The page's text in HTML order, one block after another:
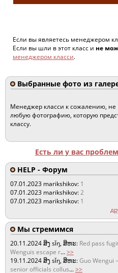
Если вы являетесь менеджером
Если вы шли в этот класс и не
менеджером класси.
Выбранные фото из
Менеджер класси к сожалению, не
любую фотографию, которую
классу.
Есть ли у вас
HELP - Форум
07.01.2023 marikshikov: 1
07.01.2023 marikshikov:2
07.01.2023 marikshikov: 1
Мы стремимся
20.11.2024ສິງ sǐŋ, ສິຫະ: Red pass
Wenguis escape r...>>
19.11.2024ສິງ sǐŋ, ສິຫະ:Guo
senior officials collus...>>